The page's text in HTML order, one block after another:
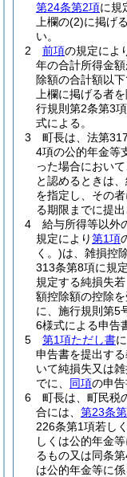
第24条第2項に規
上欄の(2)に掲げ
い。
2
前項の規定によ
年の合計所得金
除額の合計額以
上欄に掲げる者
行規則第2条第3
式による。
3
町長は、法第
4項の公的年金等
った場合におい
と認めるときは
を指定し、その者
る期限までに提出
4
給与所得等以外
規定により第1項
く。)は、雑損控
313条第8項に規
規定する純損失
額控除額の控除
に、施行規則第5
6様式による申告
5
第1項ただし書
申告書を提出す
いて純損失又は
でに、 同項の申告
6
町長は、町民税
合には、 第23条
226条第1項若し
しくは公的年金
るもの又は同条
は公的年金等に